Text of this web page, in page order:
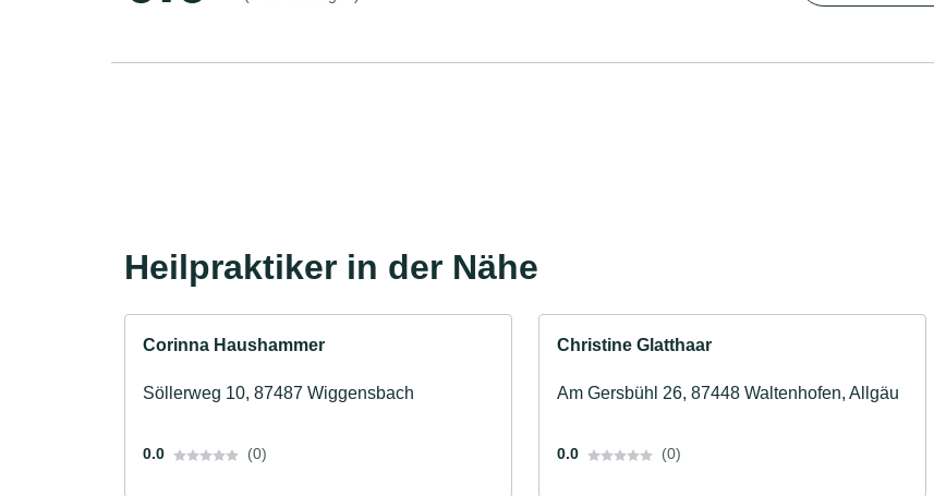
Heilpraktiker in der Nähe
Corinna Haushammer
Söllerweg 10, 87487 Wiggensbach
0.0 (0)
Christine Glatthaar
Am Gersbühl 26, 87448 Waltenhofen, Allgäu
0.0 (0)